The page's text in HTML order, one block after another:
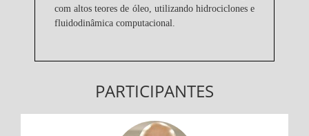
com altos teores de óleo, utilizando hidrociclones e
fluidodinâmica computacional.
PARTICIPANTES
Cristiano